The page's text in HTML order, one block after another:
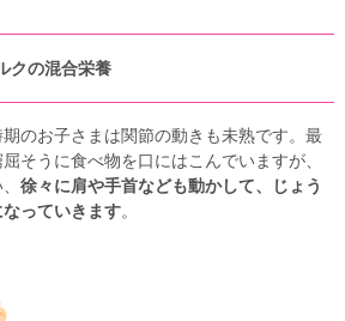
クの混合栄養
のお子さまは関節の動きも未熟です。最
そうに食べ物を口にはこんでいますが、
徐々に肩や手首なども動かして、じょう
っていきます。